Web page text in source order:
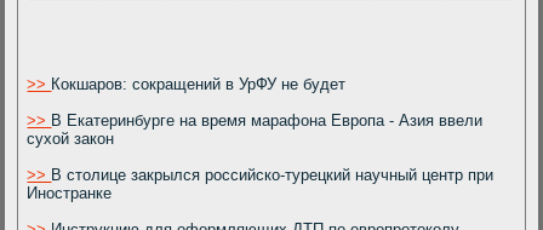
>> Кокшаров: сокращений в УрФУ не будет
>> В Екатеринбурге на время марафона Европа - Азия ввели
сухой закон
>> В столице закрылся российско-турецкий научный центр при
Иностранке